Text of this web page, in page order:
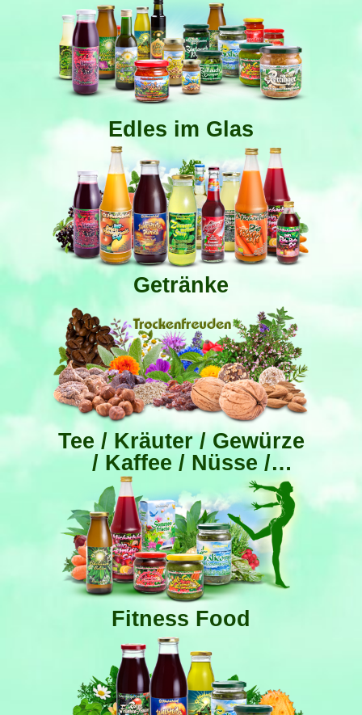
Edles im Glas
Getränke
Tee / Kräuter / Gewürze
/ Kaffee / Nüsse /
Trocken­früchte
Fitness Food